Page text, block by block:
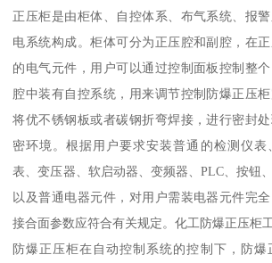
正压柜是由柜体、自控体系、布气系统、报
电系统构成。柜体可分为正压腔和副腔，在
的电气元件，用户可以通过控制面板控制整
腔中装有自控系统，用来调节控制防爆正压
将优不锈钢板或者碳钢折弯焊接，进行密封
密环境。根据用户要求安装普通的检测仪表
表、变压器、软启动器、变频器、PLC、按钮
以及普通电器元件，对用户需装电器元件完
接合面参数应符合有关规定。化工防爆正压柜
防爆正压柜在自动控制系统的控制下，防爆